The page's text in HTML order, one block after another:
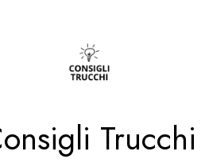
Trucchi